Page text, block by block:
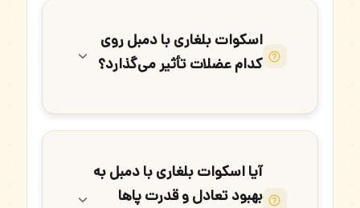
اسکوات بلغاری با دمبل روی
کدام عضلات تأثیر می‌گذارد؟
آیا اسکوات بلغاری با دمبل به
بهبود تعادل و قدرت پاها